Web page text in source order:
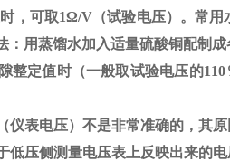
，可取1Ω/V（试验电压）。常用
用蒸馏水加入适量硫酸铜配制成
整定值时（一般取试验电压的110
仪表电压）不是非常准确的，其
低压侧测量电压表上反映出来的